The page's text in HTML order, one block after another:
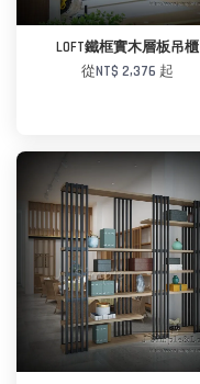
LOFT鐵框實木層板吊櫃
從NT$ 2,376 起
加入購物車